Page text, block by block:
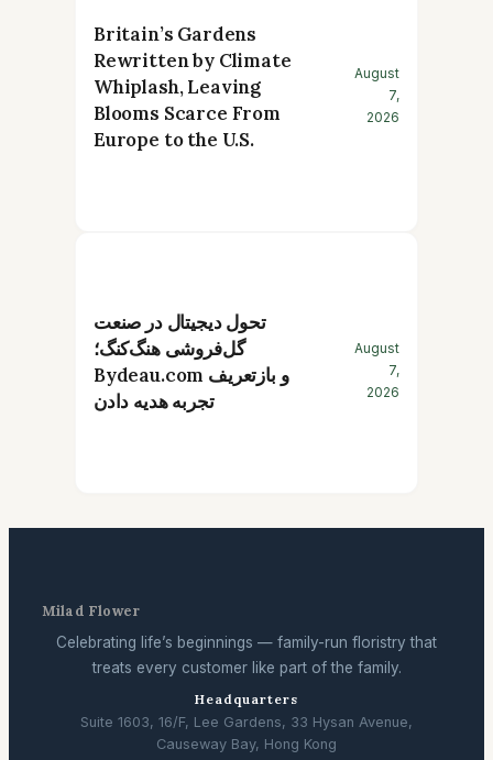
Britain’s Gardens
Rewritten by Climate
Whiplash, Leaving
Blooms Scarce From
Europe to the U.S.
August
7,
2026
تحول دیجیتال در صنعت
گل‌فروشی هنگ‌کنگ؛
Bydeau.com و بازتعریف
تجربه هدیه دادن
August
7,
2026
Milad Flower
Celebrating life’s beginnings — family-run floristry that
treats every customer like part of the family.
Headquarters
Suite 1603, 16/F, Lee Gardens, 33 Hysan Avenue,
Causeway Bay, Hong Kong